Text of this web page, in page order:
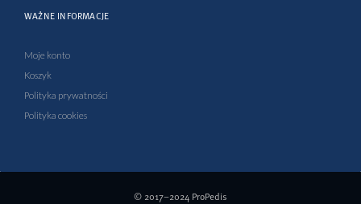
WAŻNE INFORMACJE
Moje konto
Koszyk
Polityka prywatności
Polityka cookies
© 2017–2024 ProPedis